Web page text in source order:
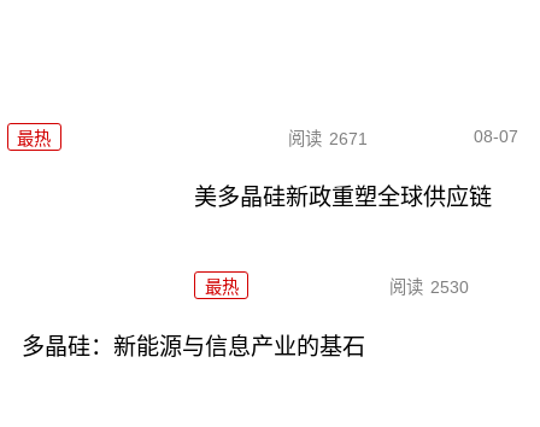
最热 阅读 2671 08-07
美多晶硅新政重塑全球供应链
最热 阅读 2530
多晶硅：新能源与信息产业的基石